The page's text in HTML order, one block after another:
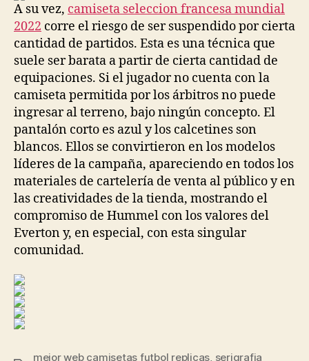
A su vez, camiseta seleccion francesa mundial
2022 corre el riesgo de ser suspendido por cierta
cantidad de partidos. Esta es una técnica que
suele ser barata a partir de cierta cantidad de
equipaciones. Si el jugador no cuenta con la
camiseta permitida por los árbitros no puede
ingresar al terreno, bajo ningún concepto. El
pantalón corto es azul y los calcetines son
blancos. Ellos se convirtieron en los modelos
líderes de la campaña, apareciendo en todos los
materiales de cartelería de venta al público y en
las creatividades de la tienda, mostrando el
compromiso de Hummel con los valores del
Everton y, en especial, con esta singular
comunidad.
mejor web camisetas futbol replicas, serigrafia